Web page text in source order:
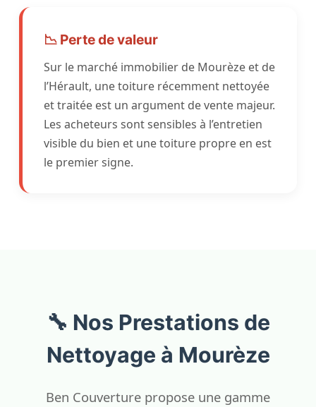
📉 Perte de valeur
Sur le marché immobilier de Mourèze et de
l’Hérault, une toiture récemment nettoyée
et traitée est un argument de vente majeur.
Les acheteurs sont sensibles à l’entretien
visible du bien et une toiture propre en est
le premier signe.
🔧 Nos Prestations de
Nettoyage à Mourèze
Ben Couverture propose une gamme